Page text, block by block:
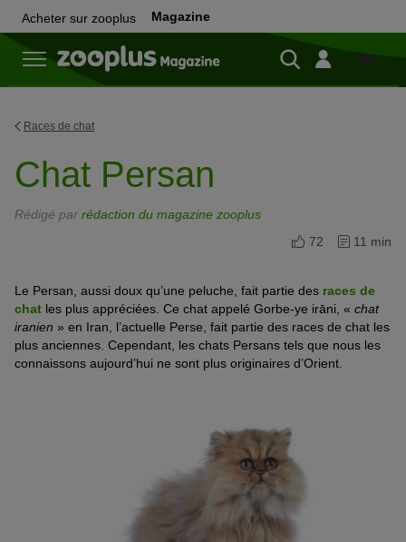
Acheter sur zooplus Magazine
Races de chat
Chat Persan
Rédigé par rédaction du magazine zooplus
72
11 min
Le Persan, aussi doux qu’une peluche, fait partie des races de
chat les plus appréciées. Ce chat appelé Gorbe-ye irāni, « chat
iranien » en Iran, l’actuelle Perse, fait partie des races de chat les
plus anciennes. Cependant, les chats Persans tels que nous les
connaissons aujourd’hui ne sont plus originaires d’Orient.